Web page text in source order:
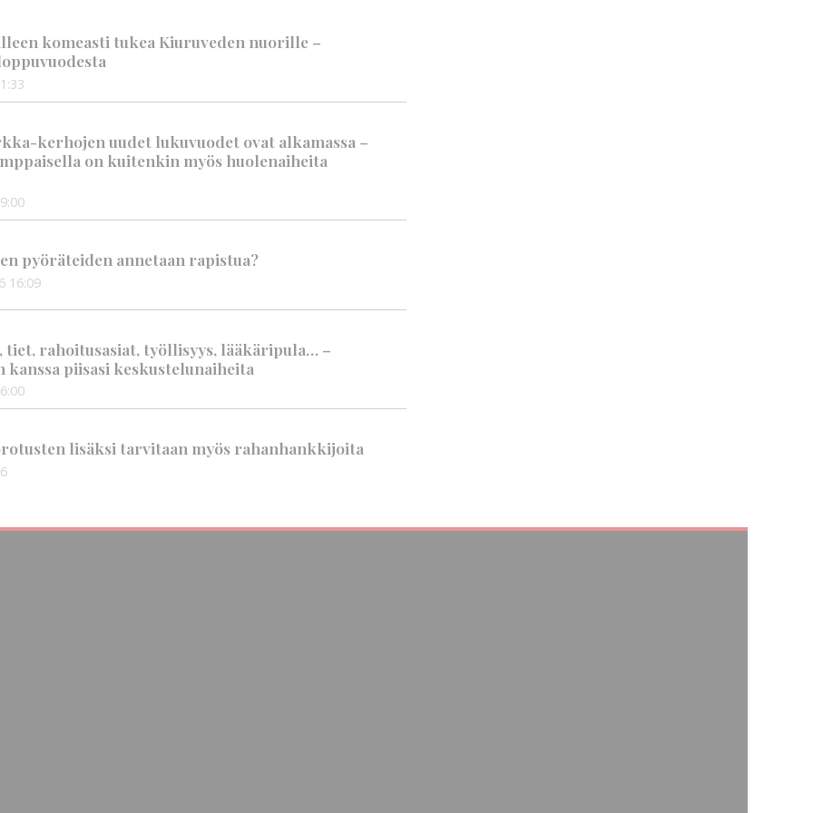
komeasti tukea Kiuruveden nuorille –
kerhojen uudet lukuvuodet ovat alkamassa –
on kuitenkin myös huolenaiheita
pyöräteiden annetaan rapistua?
16:09
tiet, rahoitusasiat, työllisyys, lääkäripula… –
kanssa piisasi keskustelunaiheita
lisäksi tarvitaan myös rahanhankkijoita